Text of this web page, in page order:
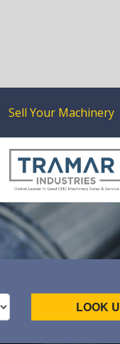
Sell Your Machinery
LOOK